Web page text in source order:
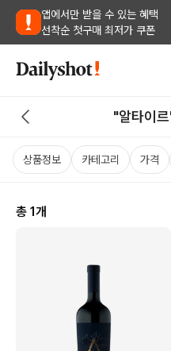
앱에서만 받을 수 있는 혜택
선착순 첫구매 최저가 쿠폰
"알타이
상품정보 카테고리 가격
총 1개